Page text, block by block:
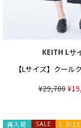
KEITH Lサ
【Lサイズ】クール
¥29,700
再入荷 SALE L SIZE